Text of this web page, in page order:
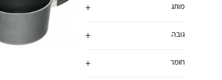
מותג
גובה
חומר